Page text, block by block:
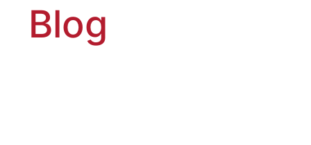
Blog